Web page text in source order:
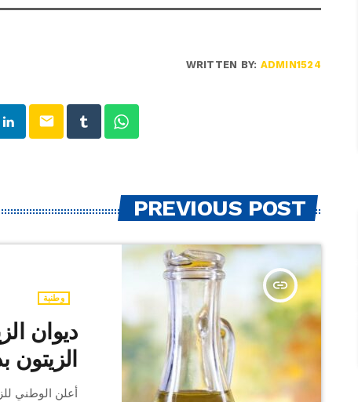
WRITTEN BY: ADMIN1524
email
PREVIOUS POST
insert_link
وطنية
ديوان
الزيتون
أعلن الوطني